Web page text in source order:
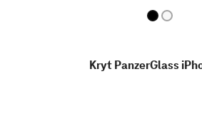
Kryt PanzerGlass